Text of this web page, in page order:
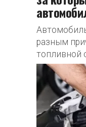
разным
топливной